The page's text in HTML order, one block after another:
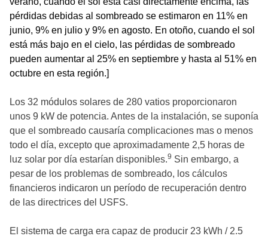
pérdidas debidas al sombreado se estimaron en 11% en
junio, 9% en julio y 9% en agosto. En otoño, cuando el sol
está más bajo en el cielo, las pérdidas de sombreado
pueden aumentar al 25% en septiembre y hasta al 51% en
octubre en esta región.]
Los 32 módulos solares de 280 vatios proporcionaron
unos 9 kW de potencia. Antes de la instalación, se suponía
que el sombreado causaría complicaciones mas o menos
todo el día, excepto que aproximadamente 2,5 horas de
luz solar por día estarían disponibles.9 Sin embargo, a
pesar de los problemas de sombreado, los cálculos
financieros indicaron un período de recuperación dentro
de las directrices del USFS.
El sistema de carga era capaz de producir 23 kWh / 2.5